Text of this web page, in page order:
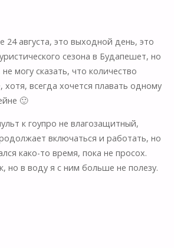
24 августа, это выходной день, это
сезона в Будапешет, но
могу сказать, что количество
всегда хочется плавать одному
🙂
к гоупро не влагозащитный,
включаться и работать, но
како-то время, пока не просох.
но в воду я с ним больше не полезу.